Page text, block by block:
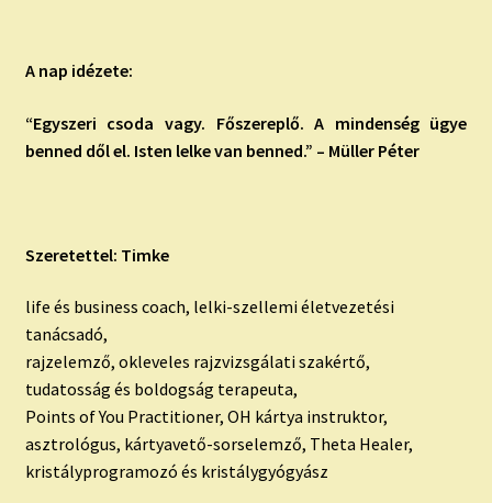
A nap idézete:
“Egyszeri csoda vagy. Főszereplő. A mindenség ügye
benned dől el. Isten lelke van benned.” – Müller Péter
Szeretettel: Timke
life és business coach, lelki-szellemi életvezetési
tanácsadó,
rajzelemző, okleveles rajzvizsgálati szakértő,
tudatosság és boldogság terapeuta,
Points of You Practitioner, OH kártya instruktor,
asztrológus, kártyavető-sorselemző, Theta Healer,
kristályprogramozó és kristálygyógyász